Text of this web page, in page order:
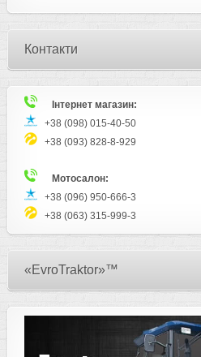
Контакти
Інтернет магазин:
+38 (098) 015-40-50
+38 (093) 828-8-929
Мотосалон:
+38 (096) 950-666-3
+38 (063) 315-999-3
«EvroTraktor»™